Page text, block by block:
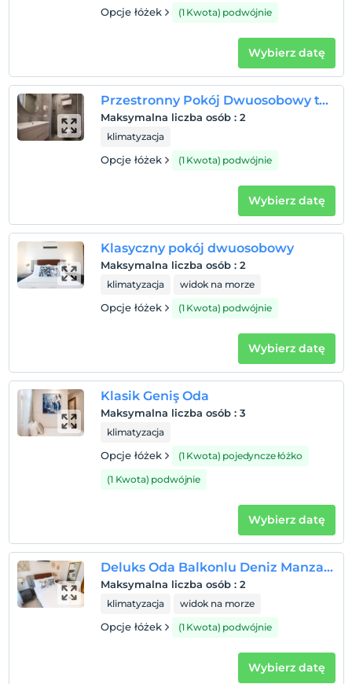
Wymeldować się
Zwierzęta niedozwolone
Palenie
Zakaz palenia w pokoju
Dzieci)
W obiekcie nie mogą zostać zakwaterowane dzieci
Opcje łóżek (1 Kwota) podwójnie
Wybierz datę
Przestronny Pokój Dwuosobowy typu Classic
Maksymalna liczba osób : 2
klimatyzacja
Opcje łóżek (1 Kwota) podwójnie
Wybierz datę
Klasyczny pokój dwuosobowy
Maksymalna liczba osób : 2
klimatyzacja widok na morze
Opcje łóżek (1 Kwota) podwójnie
Wybierz datę
Klasik Geniş Oda
Maksymalna liczba osób : 3
klimatyzacja
Opcje łóżek
(1 Kwota) pojedyncze łóżko
(1 Kwota) podwójnie
Wybierz datę
Deluks Oda Balkonlu Deniz Manzaralı
Maksymalna liczba osób : 2
klimatyzacja widok na morze
Opcje łóżek (1 Kwota) podwójnie
Wybierz datę